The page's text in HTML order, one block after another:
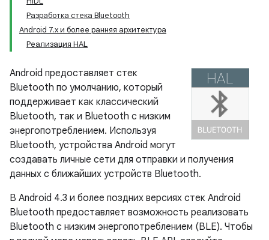
Разработка стека Bluetooth
Android 7.x и более ранняя архитектура
Реализация HAL
Android предоставляет стек
Bluetooth по умолчанию, который
поддерживает как классический
Bluetooth, так и Bluetooth с низким
энергопотреблением. Используя
Bluetooth, устройства Android могут
создавать личные сети для отправки и получения
данных с ближайших устройств Bluetooth.
В Android 4.3 и более поздних версиях стек Android
Bluetooth предоставляет возможность реализовать
Bluetooth с низким энергопотреблением (BLE). Чтобы